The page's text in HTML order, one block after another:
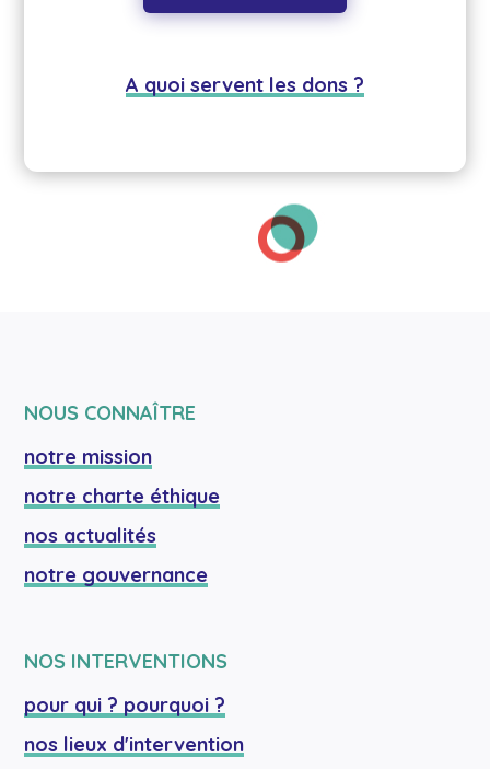
A quoi servent les dons ?
NOUS CONNAÎTRE
notre mission
notre charte éthique
nos actualités
notre gouvernance
NOS INTERVENTIONS
pour qui ? pourquoi ?
nos lieux d'intervention